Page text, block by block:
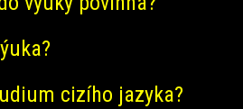
cizího jazyka?